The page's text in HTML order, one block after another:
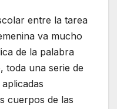
entre la tarea
va mucho
de la palabra
toda una serie de
cuerpos de las